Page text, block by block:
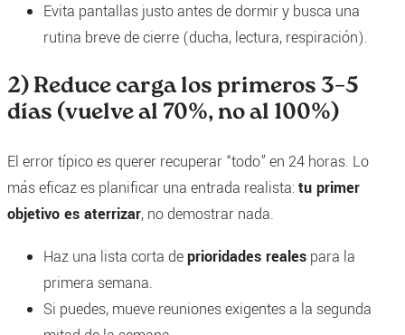
Evita pantallas justo antes de dormir y busca una
rutina breve de cierre (ducha, lectura, respiración).
2) Reduce carga los primeros 3–5
días (vuelve al 70%, no al 100%)
El error típico es querer recuperar “todo” en 24 horas. Lo
más eficaz es planificar una entrada realista: tu primer
objetivo es aterrizar, no demostrar nada.
Haz una lista corta deprioridades reales para la
primera semana.
Si puedes, mueve reuniones exigentes a la segunda